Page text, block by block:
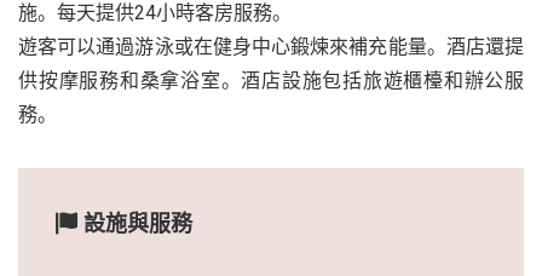
施。每天提供24小時客房服務。
遊客可以通過游泳或在健身中心鍛煉來補充能量。酒店還提
供按摩服務和桑拿浴室。酒店設施包括旅遊櫃檯和辦公服
務。
設施與服務